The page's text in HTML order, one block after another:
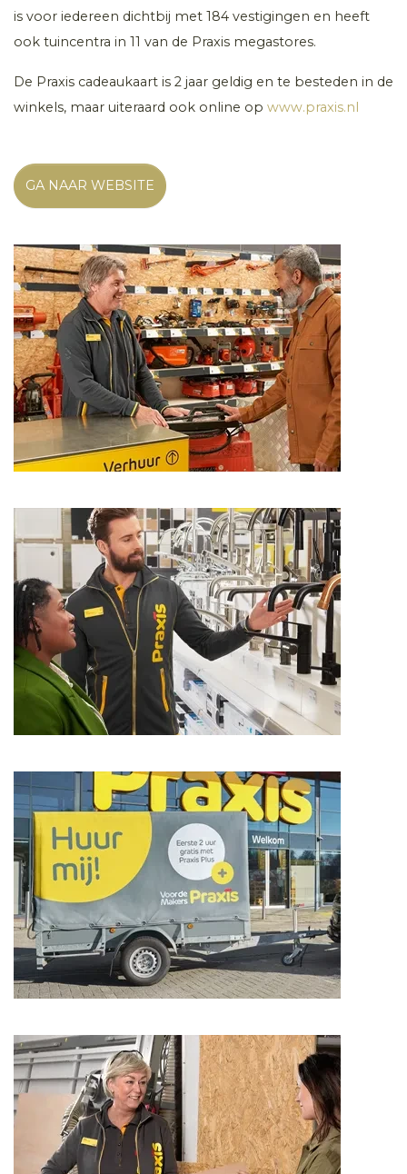
is voor iedereen dichtbij met 184 vestigingen en heeft
ook tuincentra in 11 van de Praxis megastores.
De Praxis cadeaukaart is 2 jaar geldig en te besteden in de
winkels, maar uiteraard ook online op www.praxis.nl
GA NAAR WEBSITE